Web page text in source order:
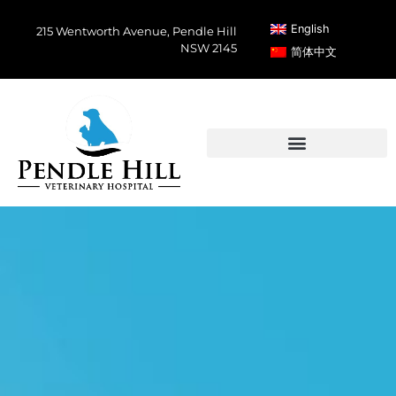
215 Wentworth Avenue, Pendle Hill
NSW 2145
English
简体中文